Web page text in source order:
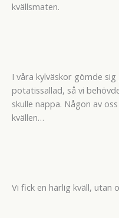
kvällsmaten.
I våra kylväskor gömde
potatissallad, så vi
skulle nappa. Någon av
kvällen…
Vi fick en härlig kväll, utan